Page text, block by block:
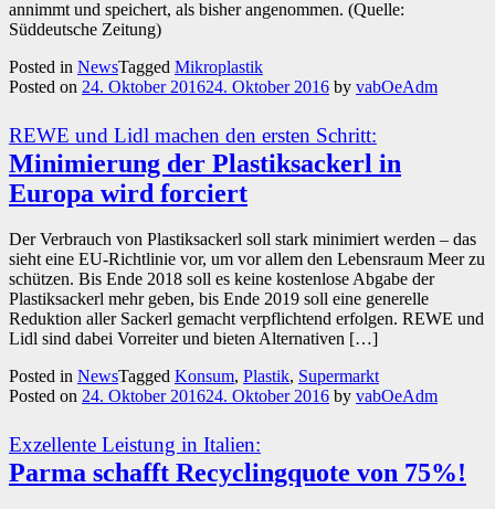
annimmt und speichert, als bisher angenommen. (Quelle:
Süddeutsche Zeitung)
Posted in NewsTagged Mikroplastik
Posted on 24. Oktober 201624. Oktober 2016 by vabOeAdm
REWE und Lidl machen den ersten Schritt:
Minimierung der Plastiksackerl in
Europa wird forciert
Der Verbrauch von Plastiksackerl soll stark minimiert werden – das
sieht eine EU-Richtlinie vor, um vor allem den Lebensraum Meer zu
schützen. Bis Ende 2018 soll es keine kostenlose Abgabe der
Plastiksackerl mehr geben, bis Ende 2019 soll eine generelle
Reduktion aller Sackerl gemacht verpflichtend erfolgen. REWE und
Lidl sind dabei Vorreiter und bieten Alternativen […]
Posted in NewsTagged Konsum, Plastik, Supermarkt
Posted on 24. Oktober 201624. Oktober 2016 by vabOeAdm
Exzellente Leistung in Italien:
Parma schafft Recyclingquote von 75%!